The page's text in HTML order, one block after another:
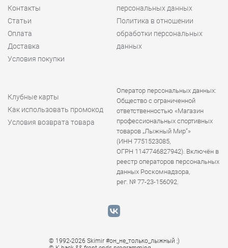
Контакты
Статьи
Оплата
Доставка
Условия покупки
персональных данных
Политика в отношении
обработки персональных
данных
Клубные карты
Как использовать промокод
Условия возврата товара
Оператор персональных данных:
Общество с ограниченной
ответственностью «Магазин
профессиональных спортивных
товаров „Лыжный Мир“»
(ИНН 7751523085,
ОГРН 1147746827942). Включён в
реестр операторов персональных
данных Роскомнадзора,
рег. № 77-23-156092.
© 1992-2026 Skimir #он_не_только_лыжный ;)